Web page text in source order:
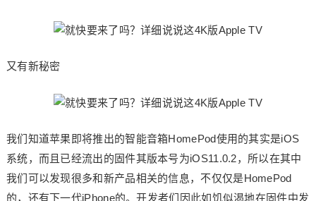
又有新秘密
我们知道苹果即将推出的智能音箱HomePod使用的其实是iOS
系统，而且已经流出的固件其版本号为iOS11.0.2，所以在其中
我们可以发现很多和新产品相关的信息，不仅仅是HomePod
的，还有下一代iPhone的。开发者们因此如饥似渴地在固件中发